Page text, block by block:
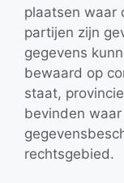
plaatsen waar
partijen zijn
gegevens
bewaard op
staat,
bevinden
rechtsgebied.